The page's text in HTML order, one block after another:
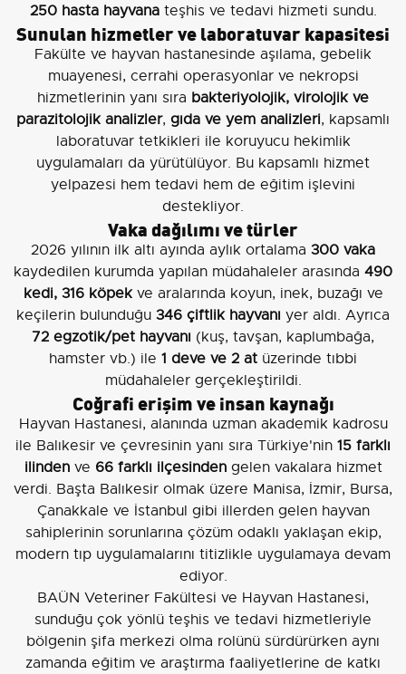
250 hasta hayvanateşhis ve tedavi hizmeti sundu.
Sunulan hizmetler ve laboratuvar kapasitesi
Fakülte ve hayvan hastanesinde aşılama, gebelik
muayenesi, cerrahi operasyonlar ve nekropsi
hizmetlerinin yanı sıra bakteriyolojik, virolojik ve
parazitolojik analizler, gıda ve yem analizleri, kapsamlı
laboratuvar tetkikleri ile koruyucu hekimlik
uygulamaları da yürütülüyor. Bu kapsamlı hizmet
yelpazesi hem tedavi hem de eğitim işlevini
destekliyor.
Vaka dağılımı ve türler
2026 yılının ilk altı ayında aylık ortalama 300 vaka
kaydedilen kurumda yapılan müdahaleler arasında 490
kedi, 316 köpekve aralarında koyun, inek, buzağı ve
keçilerin bulunduğu 346 çiftlik hayvanı yer aldı. Ayrıca
72 egzotik/pet hayvanı (kuş, tavşan, kaplumbağa,
hamster vb.) ile 1 deve ve 2 at üzerinde tıbbi
müdahaleler gerçekleştirildi.
Coğrafi erişim ve insan kaynağı
Hayvan Hastanesi, alanında uzman akademik kadrosu
ile Balıkesir ve çevresinin yanı sıra Türkiye'nin 15 farklı
ilindenve 66 farklı ilçesindengelen vakalara hizmet
verdi. Başta Balıkesir olmak üzere Manisa, İzmir, Bursa,
Çanakkale ve İstanbul gibi illerden gelen hayvan
sahiplerinin sorunlarına çözüm odaklı yaklaşan ekip,
modern tıp uygulamalarını titizlikle uygulamaya devam
ediyor.
BAÜN Veteriner Fakültesi ve Hayvan Hastanesi,
sunduğu çok yönlü teşhis ve tedavi hizmetleriyle
bölgenin şifa merkezi olma rolünü sürdürürken aynı
zamanda eğitim ve araştırma faaliyetlerine de katkı